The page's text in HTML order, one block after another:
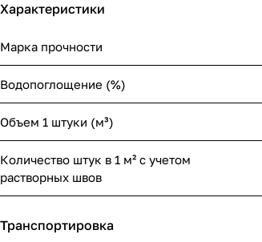
Характеристики
Марка прочности
Водопоглощение (%)
Объем 1 штуки (м³)
Количество штук в 1 м² с учетом
растворных швов
Транспортировка